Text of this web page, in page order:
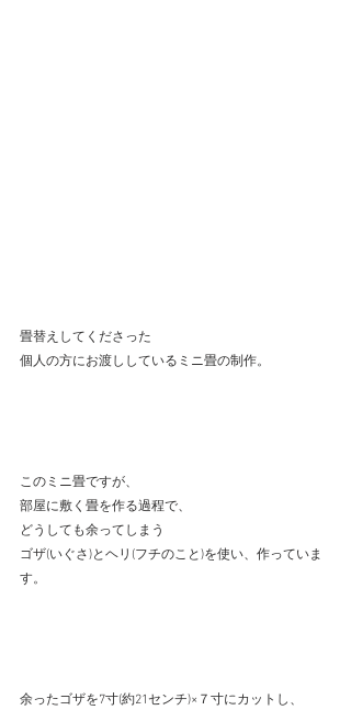
畳替えしてくださった
個人の方にお渡ししているミニ畳の制作。
このミニ畳ですが、
部屋に敷く畳を作る過程で、
どうしても余ってしまう
ゴザ(いぐさ)とヘリ(フチのこと)を使い、作っていま
す。
余ったゴザを7寸(約21センチ)×７寸にカットし、